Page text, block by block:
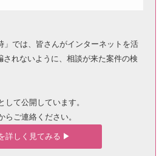
」では、皆さんがインターネットを活
されないように、相談が来た案件の検
して公開しています。
らご連絡ください。
詳しく見てみる ▶︎